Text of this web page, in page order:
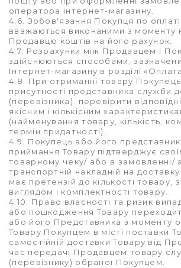
оператора інтернет-магазину.
4.6. Зобов'язання Покупця по
вважаються виконаними з моменту
Продавцю коштів на його рахунок.
4.7. Розрахунки між Продавцем і
здійснюються способами,
Інтернет-магазину в розділі
4.8. При отриманні товару
присутності представника служби
(перевізника) перевірити
якісним і кількісним
(найменування товару, кількість,
термін придатності).
4.9. Покупець або його представник
приймання Товару підтверджує
товарному чеку/ або в замовленні/
транспортній накладній на
має претензій до кількості товару,
виглядом і комплектності товару.
4.10. Право власності та ризик
або пошкодження Товару
або його Представника з моменту
Товару Покупцем в місті поставки
самостійній доставки Товару від
час передачі Продавцем товару
(перевізнику) обраної Покупцем.